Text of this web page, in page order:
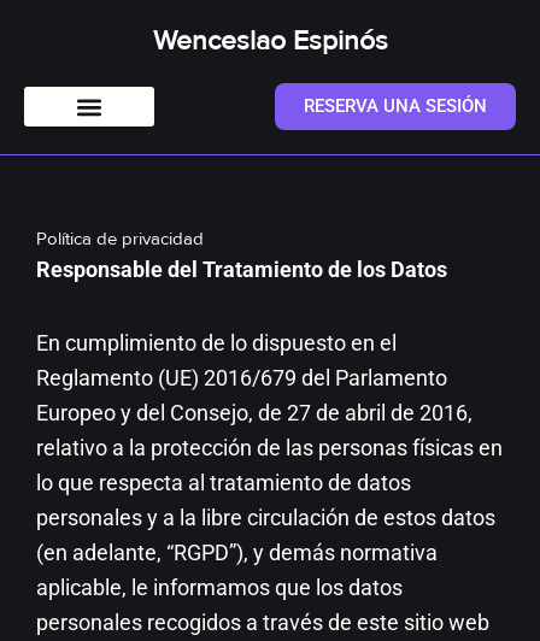
Wenceslao Espinós
RESERVA UNA SESIÓN
Política de privacidad
Responsable del Tratamiento de los Datos
En cumplimiento de lo dispuesto en el
Reglamento (UE) 2016/679 del Parlamento
Europeo y del Consejo, de 27 de abril de 2016,
relativo a la protección de las personas físicas en
lo que respecta al tratamiento de datos
personales y a la libre circulación de estos datos
(en adelante, “RGPD”), y demás normativa
aplicable, le informamos que los datos
personales recogidos a través de este sitio web